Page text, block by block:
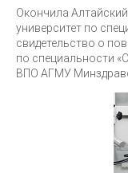
Окончила
университет по
свидетельство о
по специальности
ВПО АГМУ